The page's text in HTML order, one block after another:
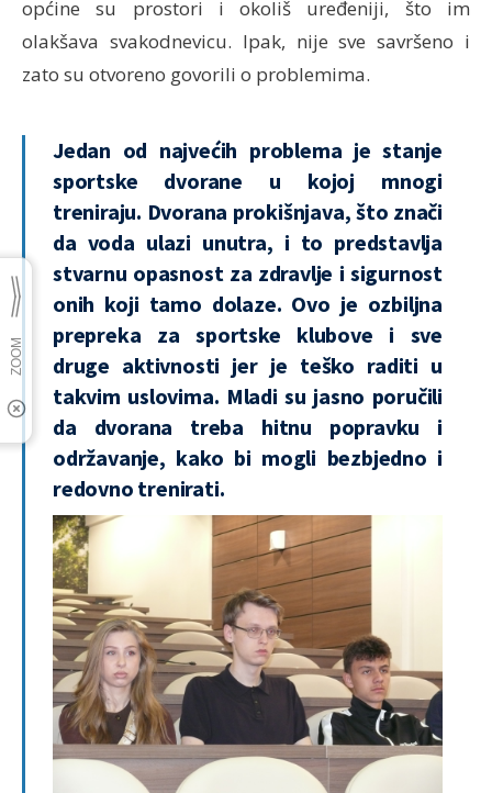
općine su prostori i okoliš uređeniji, što im
olakšava svakodnevicu. Ipak, nije sve savršeno i
zato su otvoreno govorili o problemima.
Jedan od najvećih problema je stanje
sportske dvorane u kojoj mnogi
treniraju. Dvorana prokišnjava, što znači
da voda ulazi unutra, i to predstavlja
stvarnu opasnost za zdravlje i sigurnost
onih koji tamo dolaze. Ovo je ozbiljna
prepreka za sportske klubove i sve
druge aktivnosti jer je teško raditi u
takvim uslovima. Mladi su jasno poručili
da dvorana treba hitnu popravku i
održavanje, kako bi mogli bezbjedno i
redovno trenirati.